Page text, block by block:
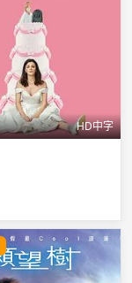
HD中字